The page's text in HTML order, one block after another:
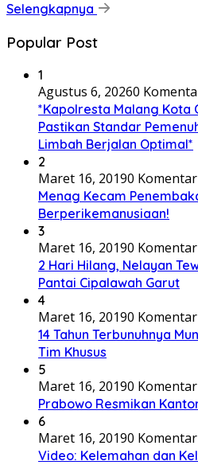
Selengkapnya
Popular Post
1
Agustus 6, 20260
*Kapolresta Malang Kota
Pastikan Standar
Limbah Berjalan Optimal*
2
Maret 16, 20190 Komentar
Menag Kecam
Berperikemanusiaan!
3
Maret 16, 20190 Komentar
2 Hari Hilang, Nelayan
Pantai Cipalawah Garut
4
Maret 16, 20190 Komentar
14 Tahun Terbunuhnya
Tim Khusus
5
Maret 16, 20190 Komentar
Prabowo Resmikan
6
Maret 16, 20190 Komentar
Video: Kelemahan dan